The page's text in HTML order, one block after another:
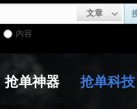
文章
内容
抢单神器 抢单科技